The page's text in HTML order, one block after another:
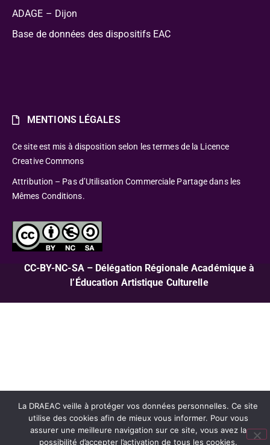
ADAGE – Dijon
Base de données des dispositifs EAC
MENTIONS LÉGALES
Ce site est mis à disposition selon les termes de la Licence
Creative Commons
Attribution – Pas d’Utilisation Commerciale Partage dans les
Mêmes Conditions.
CC-BY-NC-SA – Délégation Régionale Académique à
l’Éducation Artistique Culturelle
La DRAEAC veille à protéger vos données personnelles. Ce site
utilise des cookies afin de mieux vous informer. Pour vous
assurer une meilleure navigation sur ce site, vous avez la
possibilité d’accepter l’activation de tous les cookies.